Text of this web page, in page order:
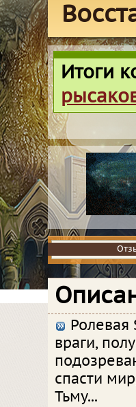
Итоги
Ролевая
враги,
спасти
Тьму...